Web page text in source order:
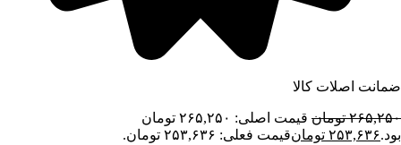
ضمانت اصلات کالا
۲۶۵,۲۵۰ تومان
قیمت اصلی: ۲۶۵,۲۵۰ تومان
بود.۲۵۳,۶۳۶ تومانقیمت فعلی: ۲۵۳,۶۳۶ تومان.